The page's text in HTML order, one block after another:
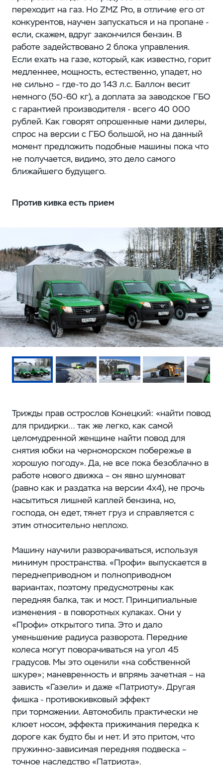
переходит на газ. Но ZMZ Pro, в отличие его от
конкурентов, научен запускаться и на пропане -
если, скажем, вдруг закончился бензин. В
работе задействовано 2 блока управления.
Если ехать на газе, который, как известно, горит
медленнее, мощность, естественно, упадет, но
не сильно – где-то до 143 л.с. Баллон весит
немного (50-60 кг), а доплата за заводское ГБО
с гарантией производителя - всего 40 000
рублей. Как говорят опрошенные нами дилеры,
спрос на версии с ГБО большой, но на данный
момент предложить подобные машины пока что
не получается, видимо, это дело самого
ближайшего будущего.
Против кивка есть прием
Трижды прав острослов Конецкий: «найти повод
для придирки… так же легко, как самой
целомудренной женщине найти повод для
снятия юбки на черноморском побережье в
хорошую погоду». Да, не все пока безоблачно в
работе нового движка – он явно шумноват
(равно как и раздатка на версии 4x4), не прочь
насытиться лишней каплей бензина, но,
господа, он едет, тянет груз и справляется с
этим относительно неплохо.
Машину научили разворачиваться, используя
минимум пространства. «Профи» выпускается в
переднеприводном и полноприводном
вариантах, поэтому предусмотрены как
передняя балка, так и мост. Принципиальные
изменения - в поворотных кулаках. Они у
«Профи» открытого типа. Это и дало
уменьшение радиуса разворота. Передние
колеса могут поворачиваться на угол 45
градусов. Мы это оценили «на собственной
шкуре»; маневренность и впрямь зачетная – на
зависть «Газели» и даже «Патриоту». Другая
фишка - противокивковый эффект
при торможении. Автомобиль практически не
клюет носом, эффекта прижимания передка к
дороге как будто бы и нет. И это притом, что
пружинно-зависимая передняя подвеска –
точное наследство «Патриота».